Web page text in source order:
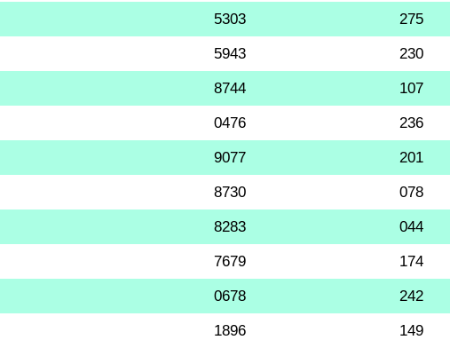
5303 275
5943 230
8744 107
0476 236
9077 201
8730 078
8283 044
7679 174
0678 242
1896 149